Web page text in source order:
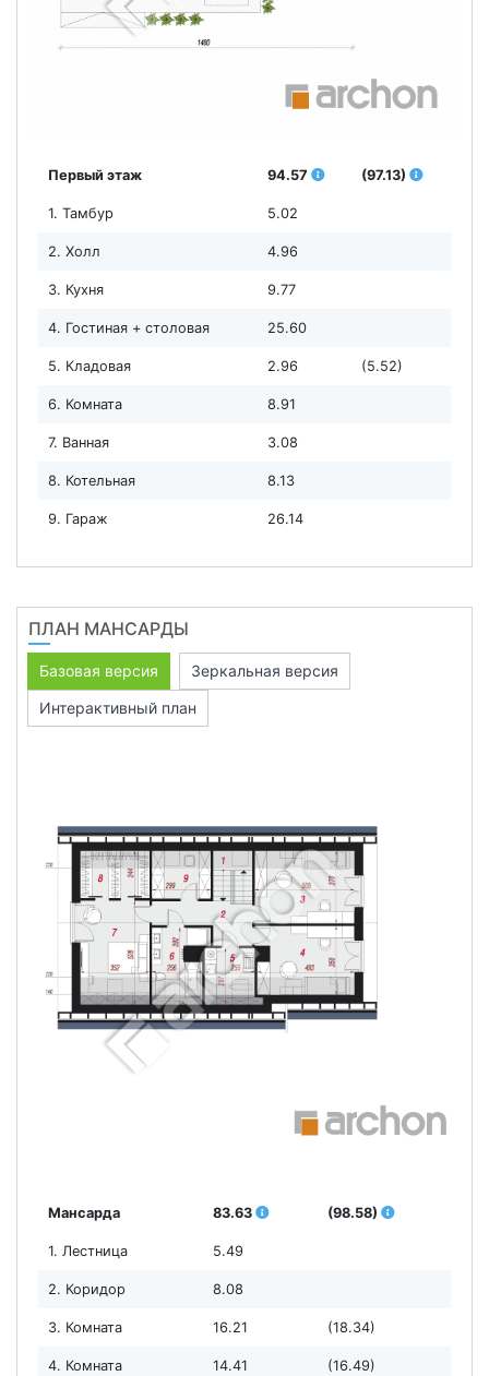
Первый этаж 94.57 (97.13)
1. Тамбур 5.02
2. Холл 4.96
3. Кухня 9.77
4. Гостиная + столовая 25.60
5. Кладовая 2.96 (5.52)
6. Комната 8.91
7. Ванная 3.08
8. Котельная 8.13
9. Гараж 26.14
ПЛАН МАНСАРДЫ
Базовая версия
Зеркальная версия
Интерактивный план
Мансарда 83.63 (98.58)
1. Лестница 5.49
2. Коридор 8.08
3. Комната 16.21 (18.34)
4. Комната 14.41 (16.49)